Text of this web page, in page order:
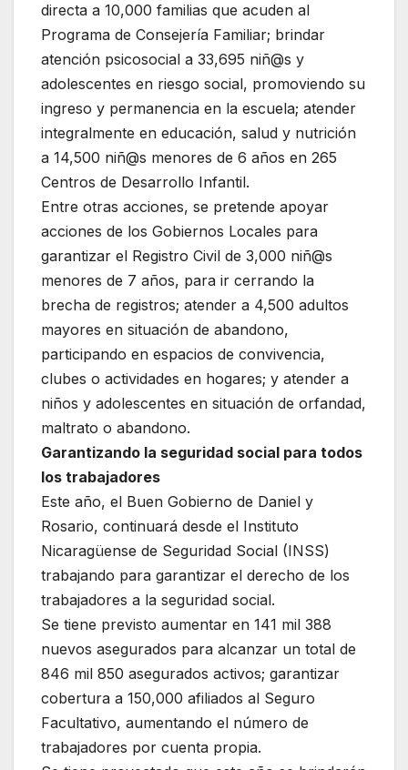
directa a 10,000 familias que acuden al
Programa de Consejería Familiar; brindar
atención psicosocial a 33,695 niñ@s y
adolescentes en riesgo social, promoviendo su
ingreso y permanencia en la escuela; atender
integralmente en educación, salud y nutrición
a 14,500 niñ@s menores de 6 años en 265
Centros de Desarrollo Infantil.
Entre otras acciones, se pretende apoyar
acciones de los Gobiernos Locales para
garantizar el Registro Civil de 3,000 niñ@s
menores de 7 años, para ir cerrando la
brecha de registros; atender a 4,500 adultos
mayores en situación de abandono,
participando en espacios de convivencia,
clubes o actividades en hogares; y atender a
niños y adolescentes en situación de orfandad,
maltrato o abandono.
Garantizando la seguridad social para todos
los trabajadores
Este año, el Buen Gobierno de Daniel y
Rosario, continuará desde el Instituto
Nicaragüense de Seguridad Social (INSS)
trabajando para garantizar el derecho de los
trabajadores a la seguridad social.
Se tiene previsto aumentar en 141 mil 388
nuevos asegurados para alcanzar un total de
846 mil 850 asegurados activos; garantizar
cobertura a 150,000 afiliados al Seguro
Facultativo, aumentando el número de
trabajadores por cuenta propia.